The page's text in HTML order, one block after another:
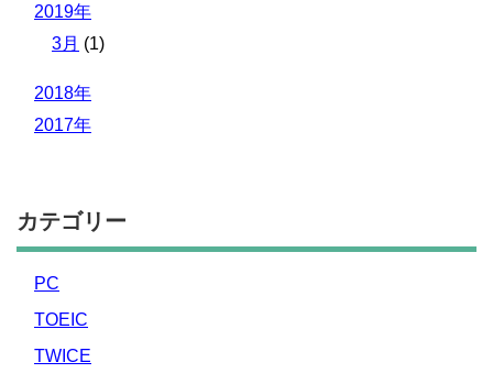
2019年
3月 (1)
2018年
2017年
カテゴリー
PC
TOEIC
TWICE